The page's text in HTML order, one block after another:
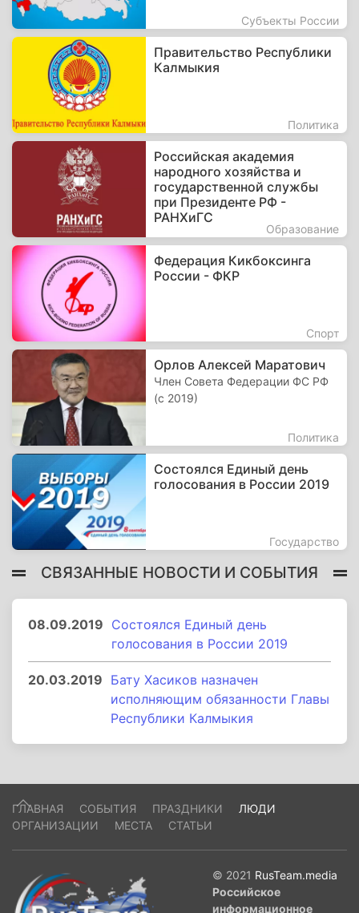
Субъекты России
Правительство Республики
Калмыкия
Политика
Российская академия
народного хозяйства и
государственной службы
при Президенте РФ -
РАНХиГС
Образование
Федерация Кикбоксинга
России - ФКР
Спорт
Орлов Алексей Маратович
Член Совета Федерации ФС РФ
(с 2019)
Политика
Состоялся Единый день
голосования в России 2019
Государство
СВЯЗАННЫЕ НОВОСТИ И СОБЫТИЯ
08.09.2019 Состоялся Единый день
голосования в России 2019
20.03.2019 Бату Хасиков назначен
исполняющим обязанности Главы
Республики Калмыкия
ГЛАВНАЯ СОБЫТИЯ ПРАЗДНИКИ
ЛЮДИ
ОРГАНИЗАЦИИ
МЕСТА СТАТЬИ
© 2021 RusTeam.media
Российское
информационное